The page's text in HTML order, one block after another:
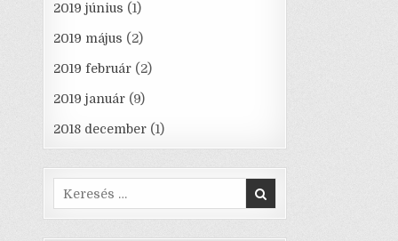
2019 június (1)
2019 május (2)
2019 február (2)
2019 január (9)
2018 december (1)
Search
for: